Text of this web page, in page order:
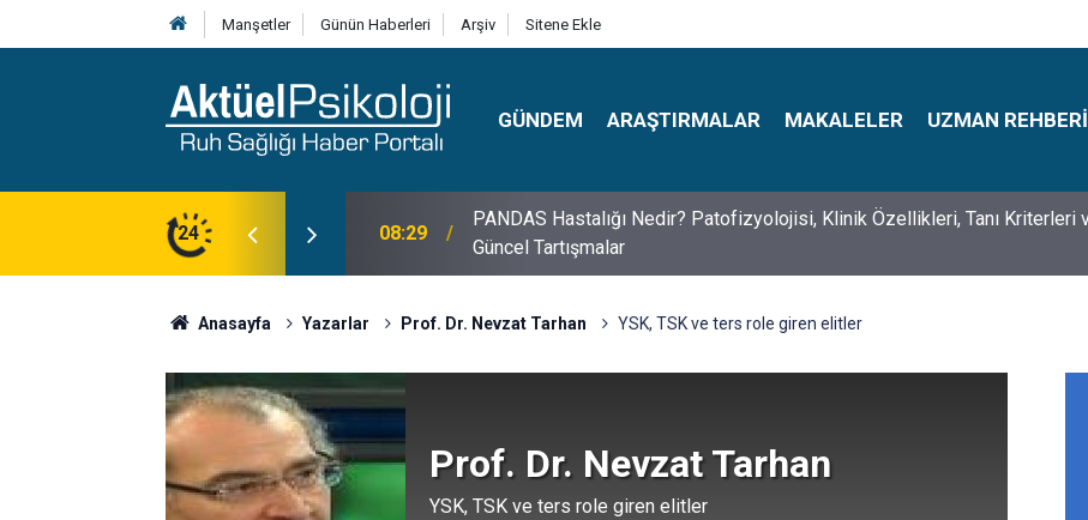
Manşetler Günün Haberleri Arşiv Sitene Ekle
GÜNDEM ARAŞTIRMALAR MAKALELER UZMAN REHBERI
24
Klinik Özellikleri, Tanı Kriterleri ve
10:30 10 Mayıs Psikologlar Günü Nasıl Ortaya Çıktı? 10 Mayıs Tarihinin Hikayesi
Anasayfa Yazarlar Prof. Dr. Nevzat Tarhan YSK, TSK ve ters role giren elitler
Prof. Dr. Nevzat Tarhan
YSK, TSK ve ters role giren elitler